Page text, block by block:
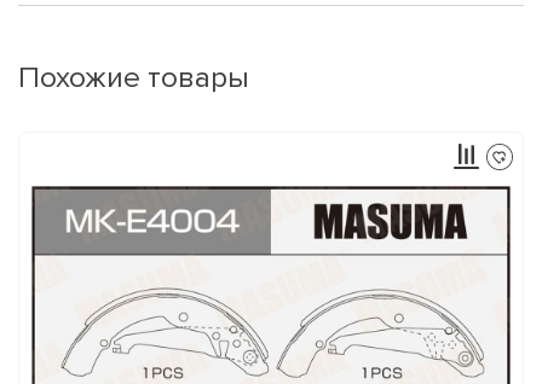
Похожие товары